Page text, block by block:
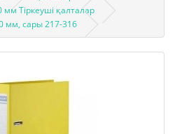
мм Тіркеуші қалталар
мм, сары 217-316